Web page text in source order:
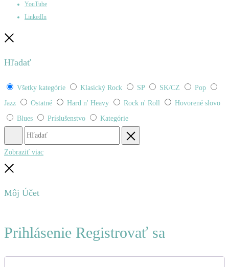
YouTube
LinkedIn
Hľadať
Všetky kategórie Klasický Rock SP SK/CZ
Pop
Jazz
Ostatné Hard n' Heavy Rock n' Roll
Hovorené slovo
Blues
Príslušenstvo Kategórie
Hľadať
Zobraziť viac
Môj Účet
Prihlásenie Registrovať sa